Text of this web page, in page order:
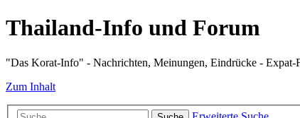
Thailand-Info und Forum
"Das Korat-Info" - Nachrichten, Meinungen, Eindrücke - Expat-
Zum Inhalt